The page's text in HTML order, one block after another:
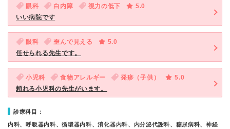
眼科 白内障 視力の低下
5.0
いい病院です
眼科 歪んで見える
5.0
任せられる先生です。
小児科 食物アレルギー 発疹（子供）
5.0
頼れる小児科の先生がいます。
診療科目：
内科、呼吸器内科、循環器内科、消化器内科、内分泌代謝科、糖尿病科、神経